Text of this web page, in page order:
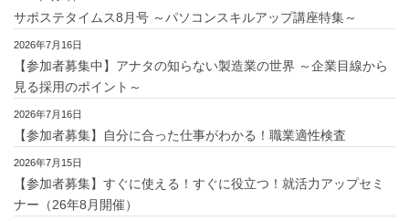
サポステタイムス8月号 ～パソコンスキルアップ講座特集～
2026年7月16日
【参加者募集中】アナタの知らない製造業の世界 ～企業目線から
見る採用のポイント～
2026年7月16日
【参加者募集】自分に合った仕事がわかる！職業適性検査
2026年7月15日
【参加者募集】すぐに使える！すぐに役立つ！就活力アップセミ
ナー（26年8月開催）